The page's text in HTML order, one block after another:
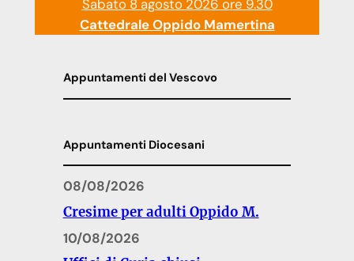
Sabato 8 agosto 2026 ore 9.30
Cattedrale Oppido Mamertina
Appuntamenti del Vescovo
Appuntamenti Diocesani
08/08/2026
Cresime per adulti Oppido M.
10/08/2026